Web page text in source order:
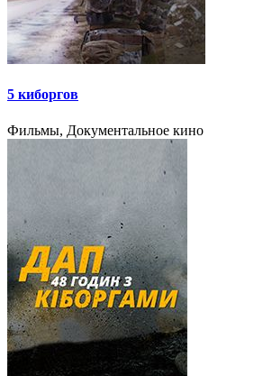
5 киборгов
Фильмы, Документальное кино